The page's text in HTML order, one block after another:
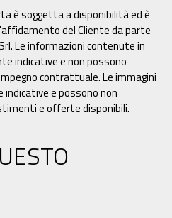
è soggetta a disponibilità ed è
del Cliente da parte
Le informazioni contenute in
indicative e non possono
contrattuale. Le immagini
e possono non
e offerte disponibili.